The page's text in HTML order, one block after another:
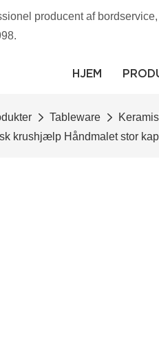
producent af
HJEM
Tableware
krushjælp Håndmalet stor